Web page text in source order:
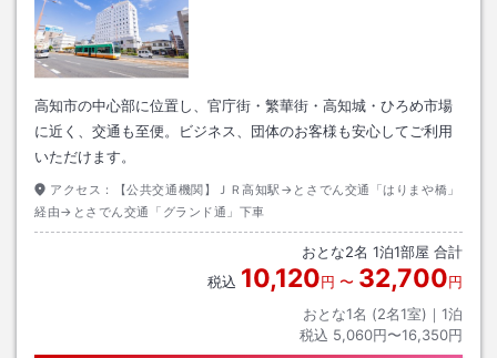
高知市の中心部に位置し、官庁街・繁華街・高知城・ひろめ市場
に近く、交通も至便。ビジネス、団体のお客様も安心してご利用
いただけます。
アクセス：
【公共交通機関】ＪＲ高知駅→とさでん交通「はりまや橋」
経由→とさでん交通「グランド通」下車
おとな2名 1泊1部屋 合計
税込 10,120円 〜 32,700円
おとな1名 (2名1室)｜ 1泊
税込 5,060円〜16,350円